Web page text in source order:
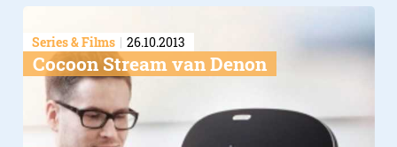
Series & Films 26.10.2013
Cocoon Stream van Denon